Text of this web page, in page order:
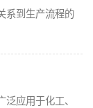
系到生产流程的
应用于化工、